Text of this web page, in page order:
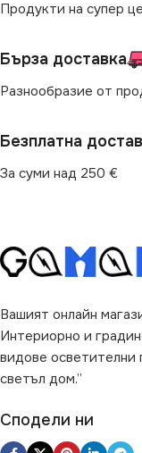
IP20
ДИМИРАНЕ
за Спалня, за Стена
Таван,за Хол
МОЩНОСТ / М
БРОЙ SMD / M
SMD SMD2835
Продукти на супер
Бърза доставка
Разнообразие от
Безплатна
За суми над 250 €
Вашият онлайн
Интериорно и
видове
светъл дом.”
Сподели ни